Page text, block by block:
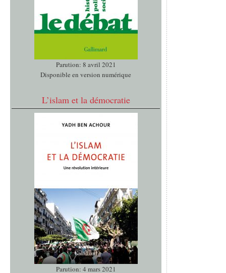
Parution: 8 avril 2021
Disponible en version numérique
L’islam et la démocratie
Parution: 4 mars 2021